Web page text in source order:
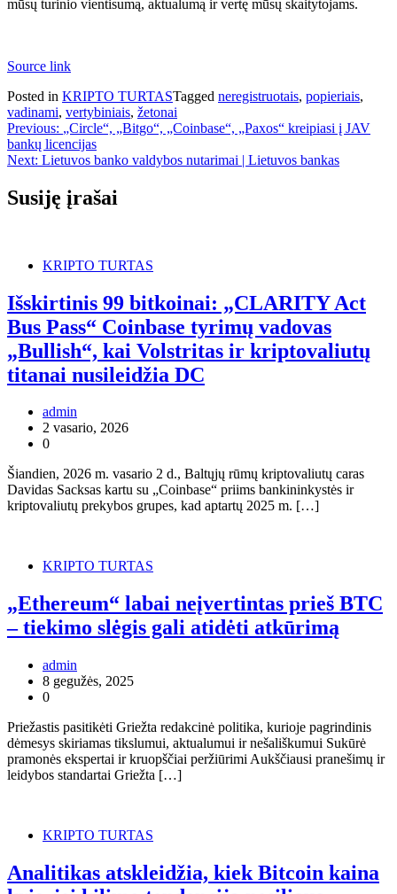
mūsų turinio vientisumą, aktualumą ir vertę mūsų skaitytojams.
Source link
Posted in KRIPTO TURTASTagged neregistruotais, popieriais,
vadinami, vertybiniais, žetonai
Navigacija
tarp
Previous: „Circle“, „Bitgo“, „Coinbase“, „Paxos“ kreipiasi į JAV
bankų licencijas
Next: Lietuvos banko valdybos nutarimai | Lietuvos bankas
Susiję įrašai
KRIPTO TURTAS
Išskirtinis 99 bitkoinai: „CLARITY Act
Bus Pass“ Coinbase tyrimų vadovas
„Bullish“, kai Volstritas ir kriptovaliutų
titanai nusileidžia DC
admin
2 vasario, 2026
0
Šiandien, 2026 m. vasario 2 d., Baltųjų rūmų kriptovaliutų caras
Davidas Sacksas kartu su „Coinbase“ priims bankininkystės ir
kriptovaliutų prekybos grupes, kad aptartų 2025 m. […]
KRIPTO TURTAS
„Ethereum“ labai neįvertintas prieš BTC
– tiekimo slėgis gali atidėti atkūrimą
admin
8 gegužės, 2025
0
Priežastis pasitikėti Griežta redakcinė politika, kurioje pagrindinis
dėmesys skiriamas tikslumui, aktualumui ir nešališkumui Sukūrė
pramonės ekspertai ir kruopščiai peržiūrimi Aukščiausi pranešimų ir
leidybos standartai Griežta […]
KRIPTO TURTAS
Analitikas atskleidžia, kiek Bitcoin kaina